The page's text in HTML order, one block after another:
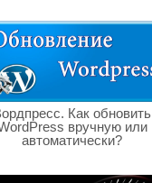
Как обновить
вручную или
автоматически?